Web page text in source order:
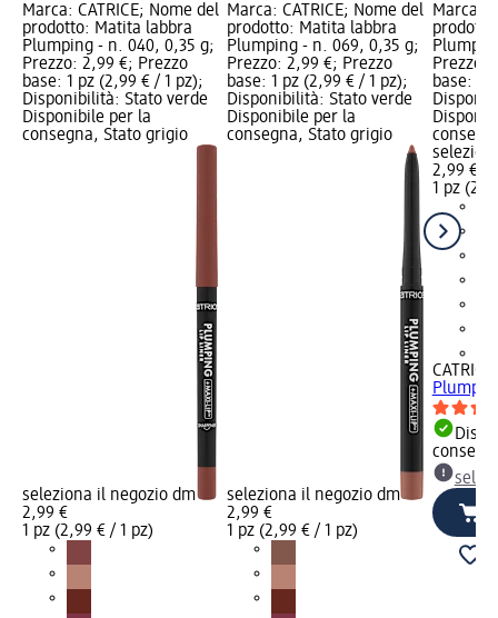
Marca: CATRICE; Nome del
prodotto: Matita labbra
Plumping - n. 040, 0,35 g;
Prezzo: 2,99 €; Prezzo
base: 1 pz (2,99 € / 1 pz);
Disponibilità: Stato verde
Disponibile per la
consegna, Stato grigio
seleziona il negozio dm
2,99 €
1 pz (2,99 € / 1 pz)
Marca: CATRICE; Nome del
prodotto: Matita labbra
Plumping - n. 069, 0,35 g;
Prezzo: 2,99 €; Prezzo
base: 1 pz (2,99 € / 1 pz);
Disponibilità: Stato verde
Disponibile per la
consegna, Stato grigio
seleziona il negozio dm
2,99 €
1 pz (2,99 € / 1 pz)
Marca:
Prezzo:
base: 1
2,99 €
1 pz
CATRICE